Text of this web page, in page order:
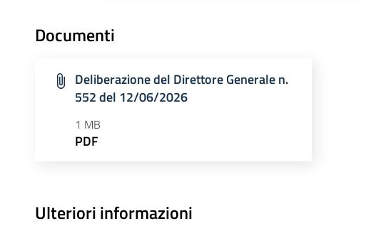
Documenti
Deliberazione del Direttore Generale n.
552 del 12/06/2026
1 MB
PDF
Ulteriori informazioni